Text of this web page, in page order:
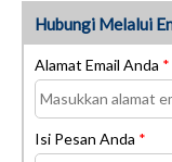
Hubungi Melalui
Alamat Email Anda *
Isi Pesan Anda *